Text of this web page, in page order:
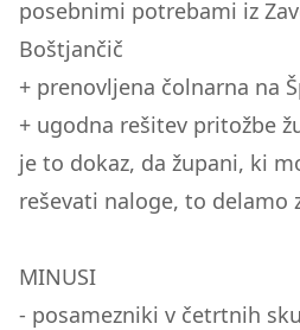
posebnimi potrebami iz
Boštjančič
+ prenovljena čolnarna na
+ ugodna rešitev pritožbe
je to dokaz, da župani, ki
reševati naloge, to delamo
MINUSI
- posamezniki v četrtnih